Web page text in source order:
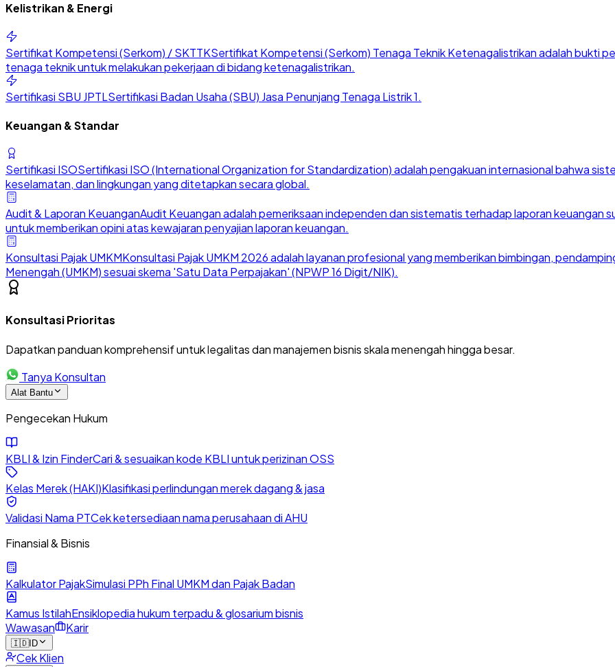
Kelistrikan & Energi
Sertifikat Kompetensi (Serkom) / SKTTKSertifikat Kompetensi (Serkom) Tenaga Teknik Ketenagalistrikan adalah bukti
tenaga teknik untuk melakukan pekerjaan di bidang ketenagalistrikan.
Sertifikasi SBU JPTLSertifikasi Badan Usaha (SBU) Jasa Penunjang Tenaga Listrik 1.
Keuangan & Standar
Sertifikasi ISOSertifikasi ISO (International Organization for Standardization) adalah pengakuan internasional bahwa
keselamatan, dan lingkungan yang ditetapkan secara global.
Audit & Laporan KeuanganAudit Keuangan adalah pemeriksaan independen dan sistematis terhadap laporan keuangan
untuk memberikan opini atas kewajaran penyajian laporan keuangan.
Konsultasi Pajak UMKMKonsultasi Pajak UMKM 2026 adalah layanan profesional yang memberikan bimbingan,
Menengah (UMKM) sesuai skema 'Satu Data Perpajakan' (NPWP 16 Digit/NIK).
Konsultasi Prioritas
Dapatkan panduan komprehensif untuk legalitas dan manajemen bisnis skala menengah hingga besar.
Tanya Konsultan
Alat Bantu
Pengecekan Hukum
KBLI & Izin FinderCari & sesuaikan kode KBLI untuk perizinan OSS
Kelas Merek (HAKI)Klasifikasi perlindungan merek dagang & jasa
Validasi Nama PTCek ketersediaan nama perusahaan di AHU
Finansial & Bisnis
Kalkulator PajakSimulasi PPh Final UMKM dan Pajak Badan
Kamus IstilahEnsiklopedia hukum terpadu & glosarium bisnis
Wawasan
Karir
🇮🇩ID
Cek Klien